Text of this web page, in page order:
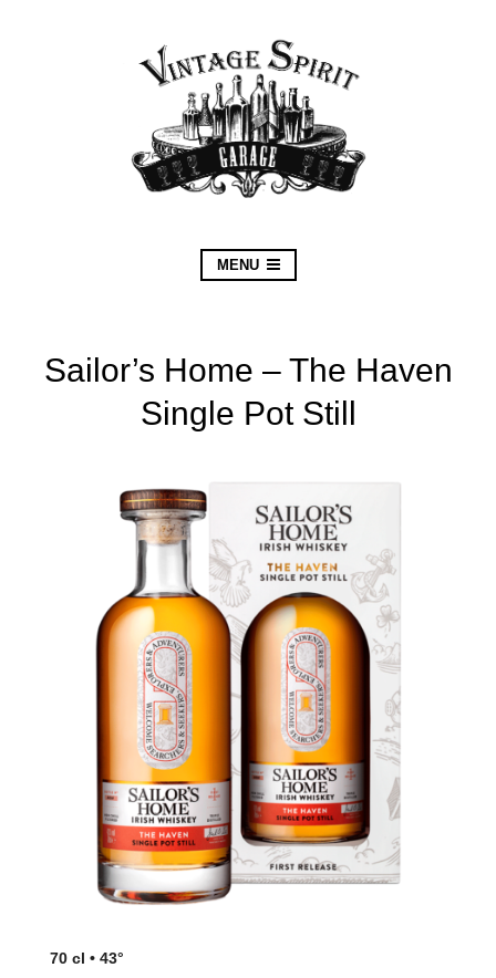
MENU
Sailor’s Home – The Haven
Single Pot Still
70 cl • 43°